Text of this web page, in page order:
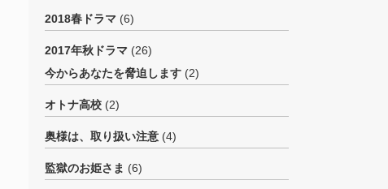
2018春ドラマ (6)
2017年秋ドラマ (26)
今からあなたを脅迫します (2)
オトナ高校 (2)
奥様は、取り扱い注意 (4)
監獄のお姫さま (6)